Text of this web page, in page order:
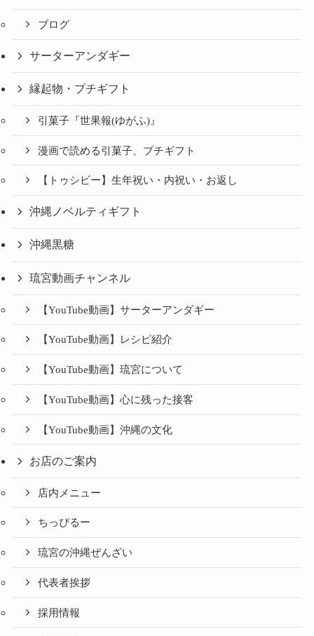
ブログ
サーターアンダギー
縁起物・プチギフト
引菓子『世果報(ゆがふ)』
漫画で読める引菓子、プチギフト
【トゥシビー】生年祝い・内祝い・お返し
沖縄ノベルティギフト
沖縄黒糖
琉宮動画チャンネル
【YouTube動画】サーターアンダギー
【YouTube動画】レシピ紹介
【YouTube動画】琉宮について
【YouTube動画】心に残った接客
【YouTube動画】沖縄の文化
お店のご案内
店内メニュー
ちっぴるー
琉宮の沖縄ぜんざい
代表者挨拶
採用情報